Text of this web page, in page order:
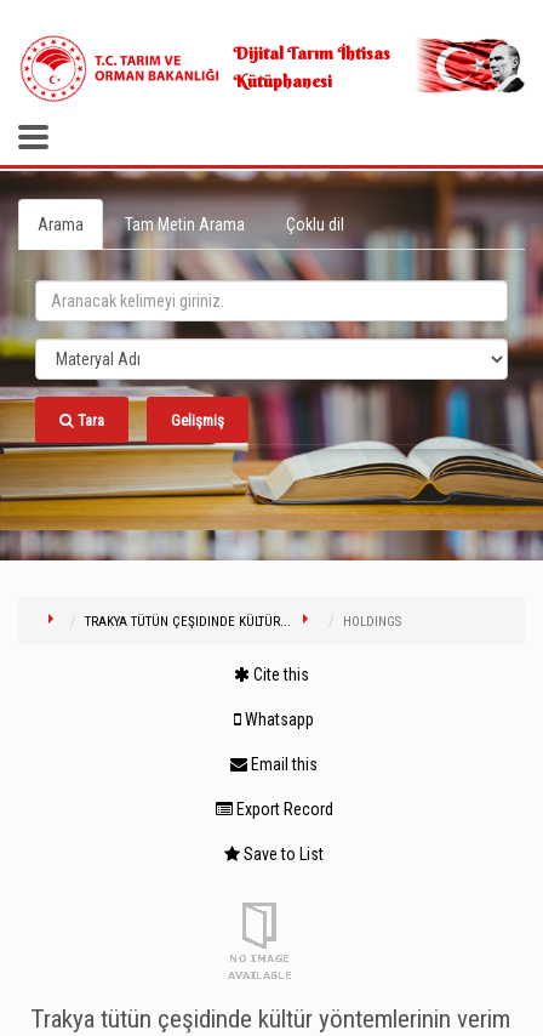
Dijital Tarım İhtisas
Kütüphanesi
Arama Tam Metin Arama Çoklu dil
Tara Gelişmiş
TRAKYA TÜTÜN ÇEŞIDINDE KÜLTÜR... HOLDINGS
Cite this
Whatsapp
Email this
Export Record
Save to List
Trakya tütün çeşidinde kültür yöntemlerinin verim